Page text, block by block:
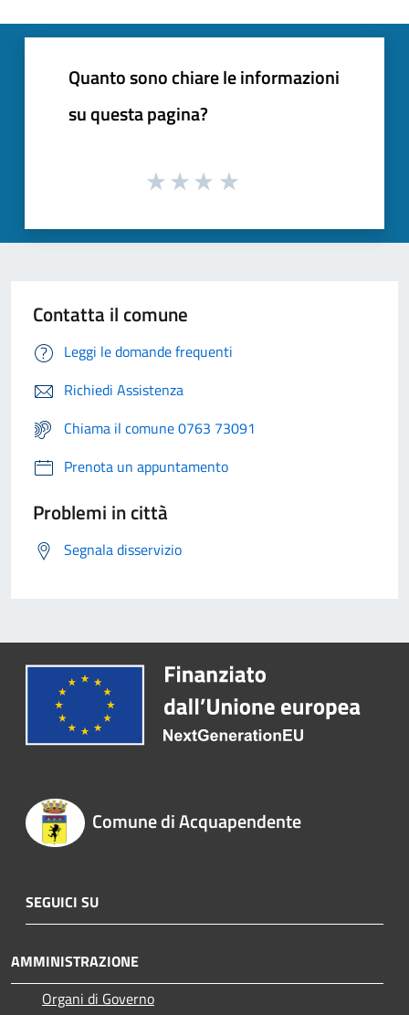
Quanto sono chiare le informazioni
su questa pagina?
Contatta il comune
Leggi le domande frequenti
Richiedi Assistenza
Chiama il comune 0763 73091
Prenota un appuntamento
Problemi in città
Segnala disservizio
Comune di Acquapendente
SEGUICI SU
AMMINISTRAZIONE
Organi di Governo